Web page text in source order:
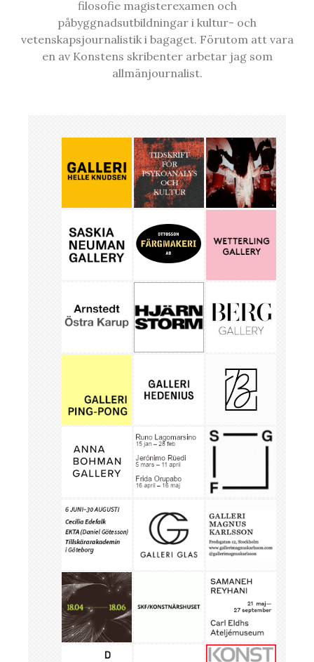
filosofie magisterexamen och
påbyggnadsutbildningar i kultur- och
vetenskapsjournalistik i bagaget. Förutom att vara
en av Konstens skribenter arbetar jag som
allmänjournalist.